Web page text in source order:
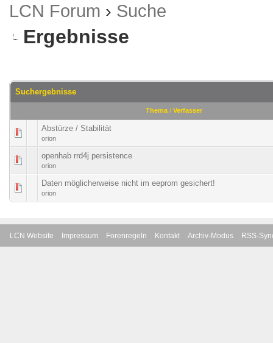
LCN Forum › Suche
Ergebnisse
Suchergebnisse
Thema / Verfasser
Abstürze / Stabilität
orion
openhab rrd4j persistence
orion
Daten möglicherweise nicht im eeprom gesichert!
orion
LCN Website Impressum Forenregeln Kontakt Archiv-Modus RSS-